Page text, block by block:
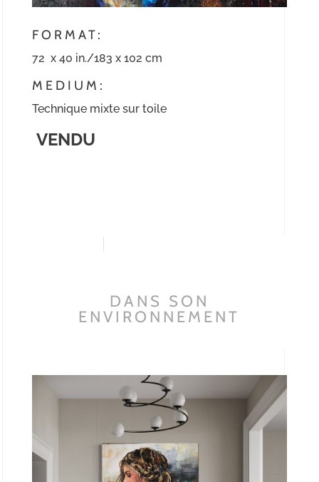
FORMAT:
72 x 40 in./183 x 102 cm
MEDIUM:
Technique mixte sur toile
VENDU
DANS SON
ENVIRONNEMENT